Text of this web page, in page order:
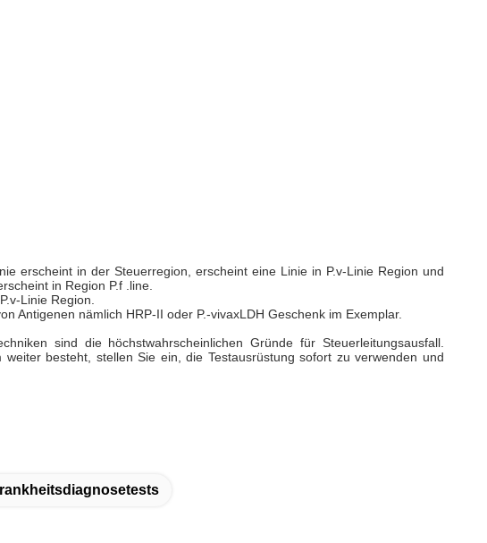
erscheint in der Steuerregion, erscheint eine Linie in P.v-Linie Region und
in Region P.f .line.
Linie Region.
Antigenen nämlich HRP-II oder P.-vivaxLDH Geschenk im Exemplar.
sind die höchstwahrscheinlichen Gründe für Steuerleitungsausfall.
besteht, stellen Sie ein, die Testausrüstung sofort zu verwenden und